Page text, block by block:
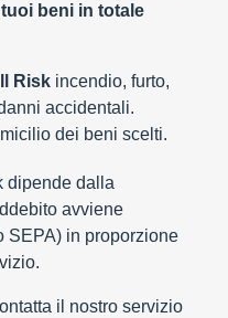
beni in totale
Risk incendio, furto,
accidentali.
dei beni scelti.
dipende dalla
avviene
SEPA) in proporzione
il nostro servizio